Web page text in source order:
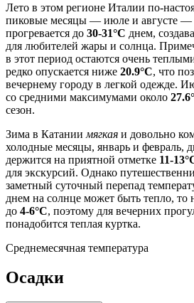
Лето в этом регионе Италии по-
пиковые месяцы — июле и августе —
прогревается до 30-31°C днем,
для любителей жары и солнца.
в этот период остаются очень
редко опускается ниже 20.9°C, что
вечернему городу в легкой одежде.
со средними максимумами около
сезон.
Зима в Катании мягкая и довольно
холодные месяцы, январь и февраль,
держится на приятной отметке 11-
для экскурсий. Однако
заметный суточный перепад
днем на солнце может быть тепло, то
до 4-6°C, поэтому для вечерних
понадобится теплая куртка.
Среднемесячная температура
Осадки